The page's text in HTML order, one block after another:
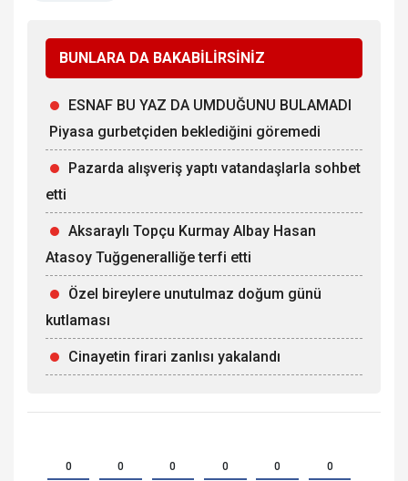
BUNLARA DA BAKABİLİRSİNİZ
ESNAF BU YAZ DA UMDUĞUNU BULAMADI
Piyasa gurbetçiden beklediğini göremedi
Pazarda alışveriş yaptı vatandaşlarla sohbet
etti
Aksaraylı Topçu Kurmay Albay Hasan
Atasoy Tuğgeneralliğe terfi etti
Özel bireylere unutulmaz doğum günü
kutlaması
Cinayetin firari zanlısı yakalandı
0 0 0 0 0 0